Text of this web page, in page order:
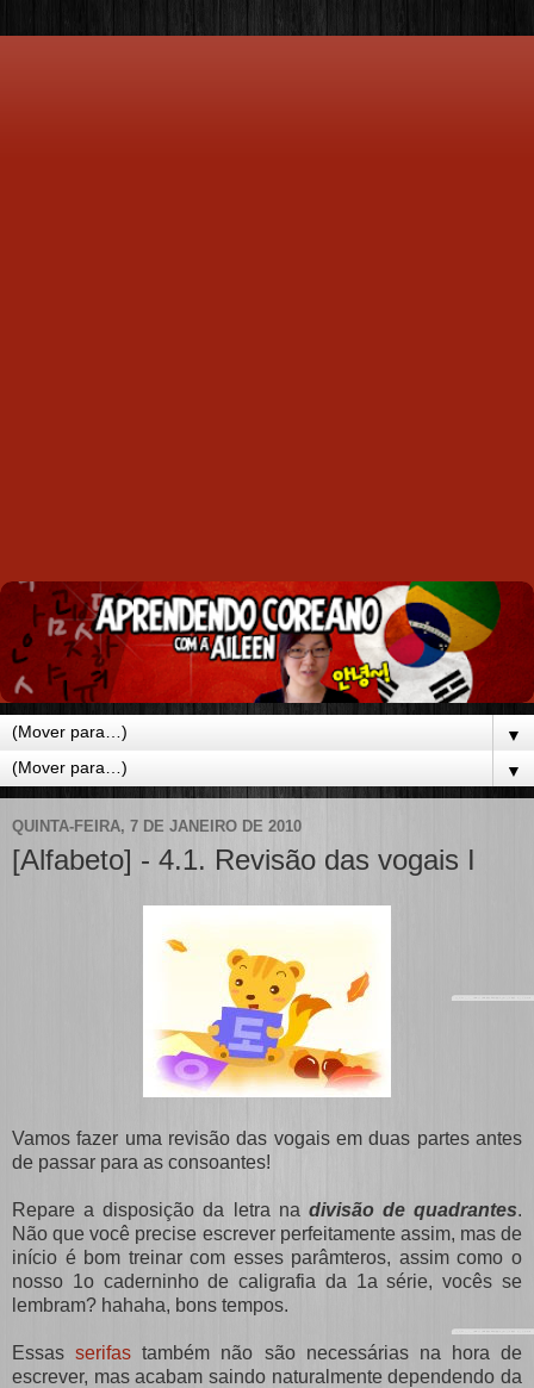
▼
▼
QUINTA-FEIRA, 7 DE JANEIRO DE 2010
[Alfabeto] - 4.1. Revisão das vogais I
Vamos fazer uma revisão das vogais em duas partes antes
de passar para as consoantes!
Repare a disposição da letra na divisão de quadrantes.
Não que você precise escrever perfeitamente assim, mas de
início é bom treinar com esses parâmteros, assim como o
nosso 1o caderninho de caligrafia da 1a série, vocês se
lembram? hahaha, bons tempos.
Essasserifas também não são necessárias na hora de
escrever, mas acabam saindo naturalmente dependendo da